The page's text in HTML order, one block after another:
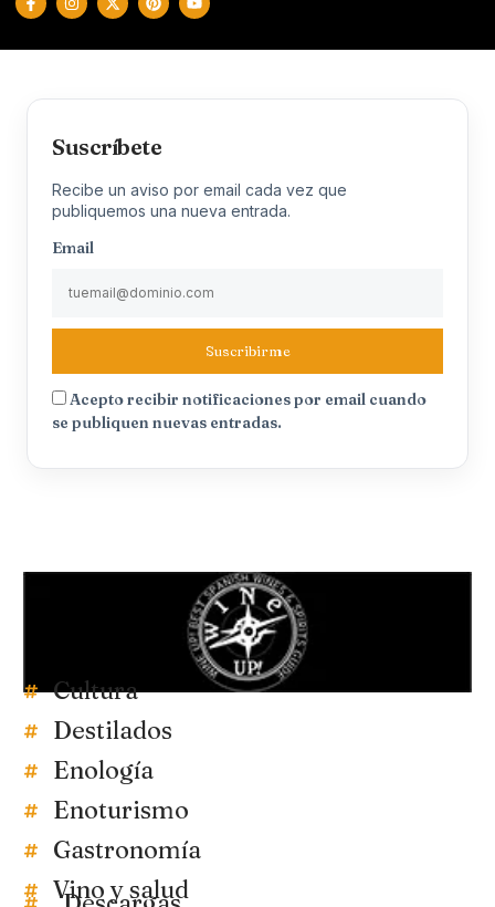
Suscríbete
Recibe un aviso por email cada vez que
publiquemos una nueva entrada.
Email
Suscribirme
Acepto recibir notificaciones por email cuando
se publiquen nuevas entradas.
Cultura
Destilados
Enología
Enoturismo
Gastronomía
Vino y salud